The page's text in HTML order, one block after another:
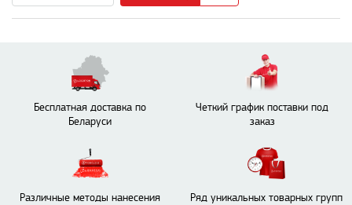
Бесплатная доставка по
Беларуси
Четкий график поставки под
заказ
Различные методы нанесения
Ряд уникальных товарных групп